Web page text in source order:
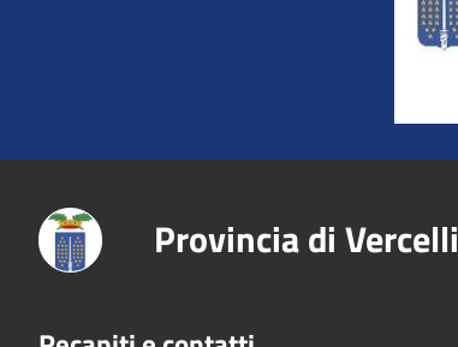
Provincia di Vercelli